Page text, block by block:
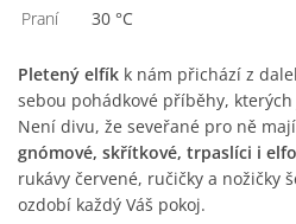
Praní
30 °C
Pletený elfík k nám přichází z
sebou pohádkové příběhy,
Není divu, že seveřané pro ně
gnómové, skřítkové, trpaslíci i
rukávy červené, ručičky a nožičky
ozdobí každý Váš pokoj.